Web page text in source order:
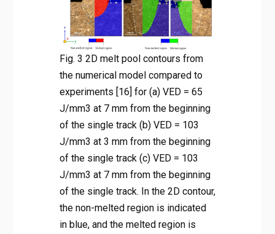
Fig. 3 2D melt pool contours from
the numerical model compared to
experiments [16] for (a) VED = 65
J/mm3 at 7 mm from the beginning
of the single track (b) VED = 103
J/mm3 at 3 mm from the beginning
of the single track (c) VED = 103
J/mm3 at 7 mm from the beginning
of the single track. In the 2D contour,
the non-melted region is indicated
in blue, and the melted region is